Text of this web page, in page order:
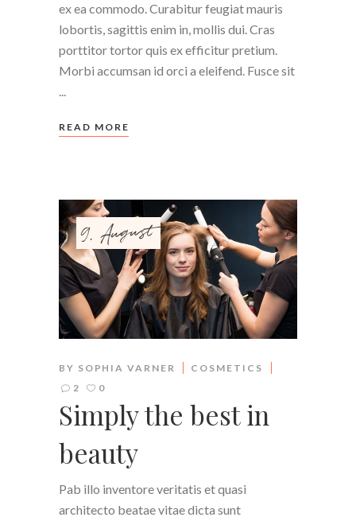
ex ea commodo. Curabitur feugiat mauris
lobortis, sagittis enim in, mollis dui. Cras
porttitor tortor quis ex efficitur pretium.
Morbi accumsan id orci a eleifend. Fusce sit
READ MORE
9. August
BY SOPHIA VARNER
COSMETICS
2
0
Simply the best in
beauty
Pab illo inventore veritatis et quasi
architecto beatae vitae dicta sunt